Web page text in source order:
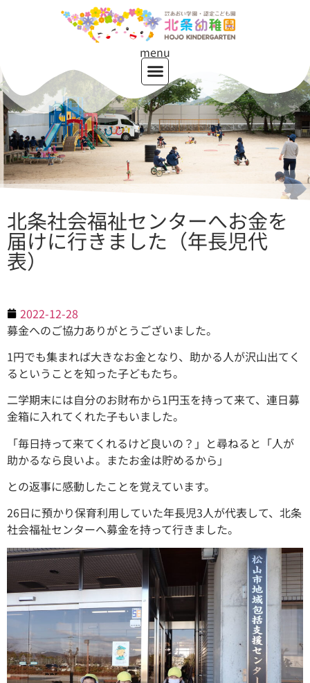
menu
北条社会福祉センターへお金を
届けに行きました（年長児代
表）
2022-12-28
募金へのご協力ありがとうございました。
1円でも集まれば大きなお金となり、助かる人が沢山出てく
るということを知った子どもたち。
二学期末には自分のお財布から1円玉を持って来て、連日募
金箱に入れてくれた子もいました。
「毎日持って来てくれるけど良いの？」と尋ねると「人が
助かるなら良いよ。またお金は貯めるから」
との返事に感動したことを覚えています。
26日に預かり保育利用していた年長児3人が代表して、北条
社会福祉センターへ募金を持って行きました。